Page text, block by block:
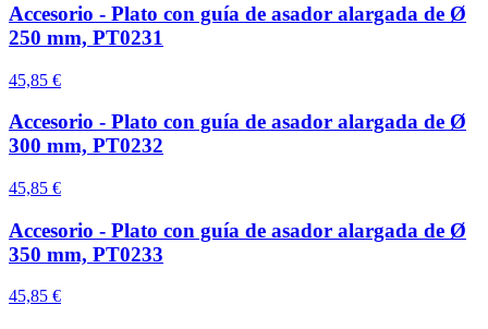
Accesorio - Plato con guía de asador alargada de Ø
250 mm, PT0231
45,85 €
Accesorio - Plato con guía de asador alargada de Ø
300 mm, PT0232
45,85 €
Accesorio - Plato con guía de asador alargada de Ø
350 mm, PT0233
45,85 €